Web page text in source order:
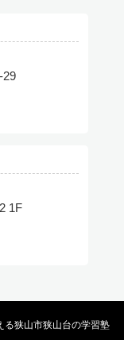
29
1F
狭山市狭山台の学習塾